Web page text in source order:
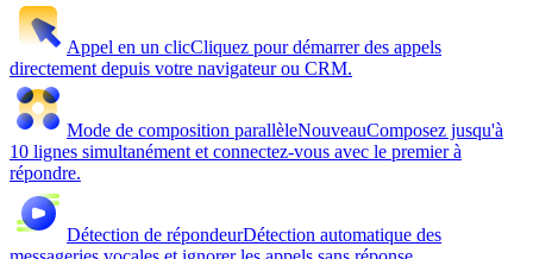
Appel en un clicCliquez pour démarrer des appels
directement depuis votre navigateur ou CRM.
Mode de composition parallèleNouveauComposez jusqu'à
10 lignes simultanément et connectez-vous avec le premier à
répondre.
Détection de répondeurDétection automatique des